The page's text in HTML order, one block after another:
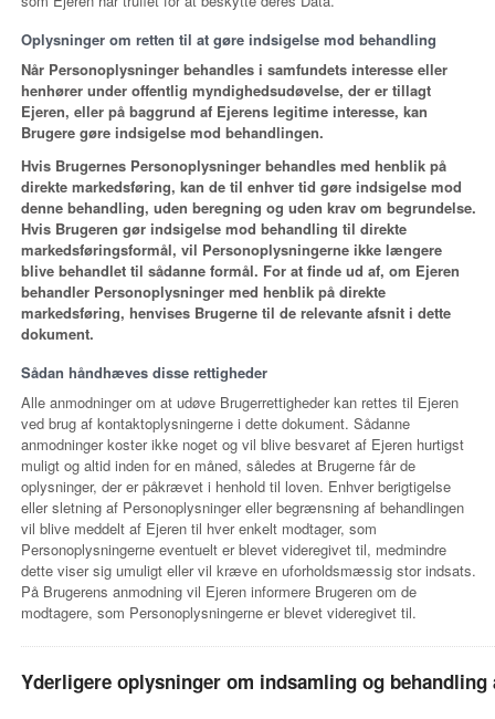
Oplysninger om retten til at gøre indsigelse mod behandling
Når Personoplysninger behandles i samfundets interesse eller
henhører under offentlig myndighedsudøvelse, der er tillagt
Ejeren, eller på baggrund af Ejerens legitime interesse, kan
Brugere gøre indsigelse mod behandlingen.
Hvis Brugernes Personoplysninger behandles med henblik på
direkte markedsføring, kan de til enhver tid gøre indsigelse mod
denne behandling, uden beregning og uden krav om begrundelse.
Hvis Brugeren gør indsigelse mod behandling til direkte
markedsføringsformål, vil Personoplysningerne ikke længere
blive behandlet til sådanne formål. For at finde ud af, om Ejeren
behandler Personoplysninger med henblik på direkte
markedsføring, henvises Brugerne til de relevante afsnit i dette
dokument.
Sådan håndhæves disse rettigheder
Alle anmodninger om at udøve Brugerrettigheder kan rettes til Ejeren
ved brug af kontaktoplysningerne i dette dokument. Sådanne
anmodninger koster ikke noget og vil blive besvaret af Ejeren hurtigst
muligt og altid inden for en måned, således at Brugerne får de
oplysninger, der er påkrævet i henhold til loven. Enhver berigtigelse
eller sletning af Personoplysninger eller begrænsning af behandlingen
vil blive meddelt af Ejeren til hver enkelt modtager, som
Personoplysningerne eventuelt er blevet videregivet til, medmindre
dette viser sig umuligt eller vil kræve en uforholdsmæssig stor indsats.
På Brugerens anmodning vil Ejeren informere Brugeren om de
modtagere, som Personoplysningerne er blevet videregivet til.
Yderligere oplysninger om indsamling og behandling